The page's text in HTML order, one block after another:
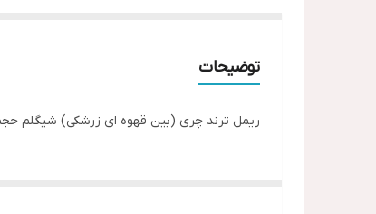
توضیحات
ریمل ترند چری (بین قهوه ای زرشکی) شیگلم